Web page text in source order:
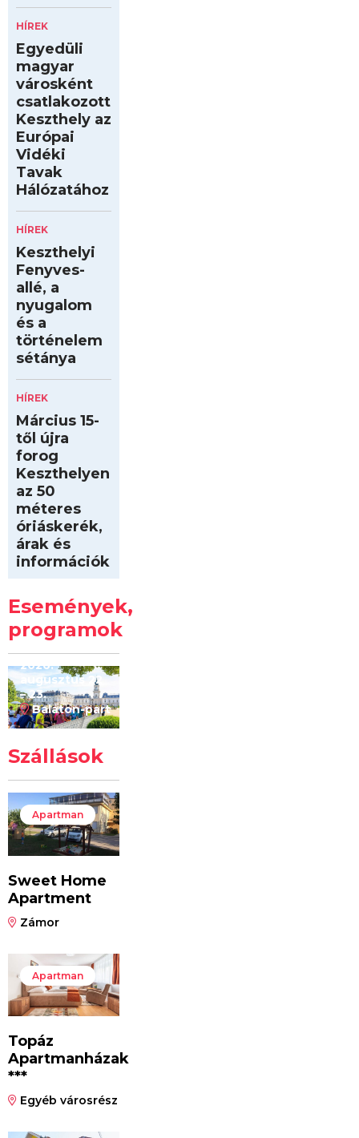
HÍREK
Egyedüli
magyar
városként
csatlakozott
Keszthely az
Európai
Vidéki
Tavak
Hálózatához
HÍREK
Keszthelyi
Fenyves-
allé, a
nyugalom
és a
történelem
sétánya
HÍREK
Március 15-
től újra
forog
Keszthelyen
az 50
méteres
óriáskerék,
árak és
információk
Események,
programok
Kilóméterek
2026
2026.
augusztus 22
– 23.
Balaton-part
Szállások
Apartman
Sweet Home
Apartment
Zámor
Apartman
Topáz
Apartmanházak
***
Egyéb városrész